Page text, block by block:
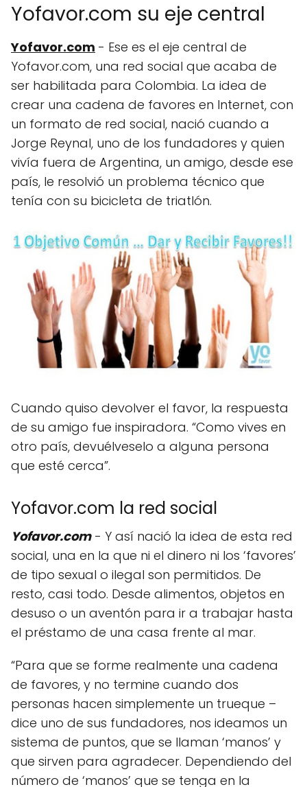
Yofavor.com su eje central
Yofavor.com - Ese es el eje central de
Yofavor.com, una red social que acaba de
ser habilitada para Colombia. La idea de
crear una cadena de favores en Internet, con
un formato de red social, nació cuando a
Jorge Reynal, uno de los fundadores y quien
vivía fuera de Argentina, un amigo, desde ese
país, le resolvió un problema técnico que
tenía con su bicicleta de triatlón.
Cuando quiso devolver el favor, la respuesta
de su amigo fue inspiradora. “Como vives en
otro país, devuélveselo a alguna persona
que esté cerca”.
Yofavor.com la red social
Yofavor.com- Y así nació la idea de esta red
social, una en la que ni el dinero ni los ‘favores’
de tipo sexual o ilegal son permitidos. De
resto, casi todo. Desde alimentos, objetos en
desuso o un aventón para ir a trabajar hasta
el préstamo de una casa frente al mar.
“Para que se forme realmente una cadena
de favores, y no termine cuando dos
personas hacen simplemente un trueque –
dice uno de sus fundadores, nos ideamos un
sistema de puntos, que se llaman ‘manos’ y
que sirven para agradecer. Dependiendo del
número de ‘manos’ que se tenga en la